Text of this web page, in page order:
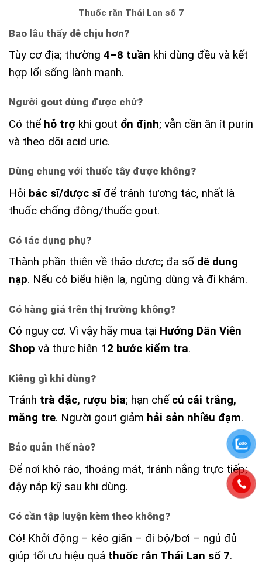
Thuốc rắn Thái Lan số 7
Bao lâu thấy dễ chịu hơn?
Tùy cơ địa; thường 4–8 tuần khi dùng đều và kết
hợp lối sống lành mạnh.
Người gout dùng được chứ?
Có thể hỗ trợ khi gout ổn định; vẫn cần ăn ít purin
và theo dõi acid uric.
Dùng chung với thuốc tây được không?
Hỏi bác sĩ/dược sĩđể tránh tương tác, nhất là
thuốc chống đông/thuốc gout.
Có tác dụng phụ?
Thành phần thiên về thảo dược; đa số dễ dung
nạp. Nếu có biểu hiện lạ, ngừng dùng và đi khám.
Có hàng giả trên thị trường không?
Có nguy cơ. Vì vậy hãy mua tại Hướng Dẫn Viên
Shop và thực hiện 12 bước kiểm tra.
Kiêng gì khi dùng?
Tránh trà đặc, rượu bia; hạn chế củ cải trắng,
măng tre. Người gout giảm hải sản nhiều đạm.
Bảo quản thế nào?
Để nơi khô ráo, thoáng mát, tránh nắng trực tiếp;
đậy nắp kỹ sau khi dùng.
Có cần tập luyện kèm theo không?
Có! Khởi động – kéo giãn – đi bộ/bơi – ngủ đủ
giúp tối ưu hiệu quả thuốc rắn Thái Lan số 7.